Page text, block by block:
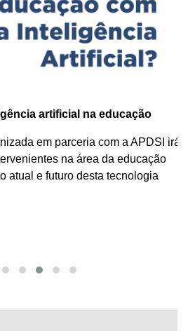
artificial na educação
em parceria com a APDSI irá
na área da educação
atual e futuro desta tecnologia